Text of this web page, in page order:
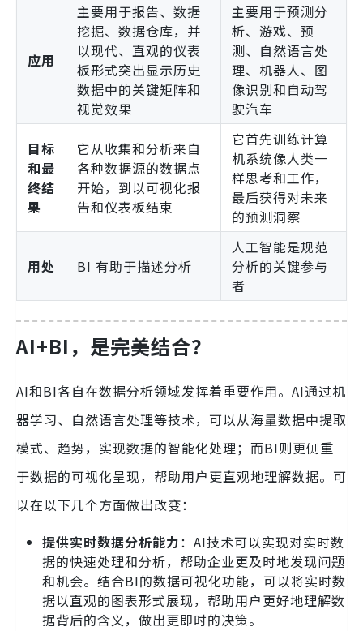
应用
主要用于报告、数据
挖掘、数据仓库，并
以现代、直观的仪表
板形式突出显示历史
数据中的关键矩阵和
视觉效果
主要用于预测分
析、游戏、预
测、自然语言处
理、机器人、图
像识别和自动驾
驶汽车
目标
和最
终结
果
它从收集和分析来自
各种数据源的数据点
开始，到以可视化报
告和仪表板结束
它首先训练计算
机系统像人类一
样思考和工作，
最后获得对未来
的预测洞察
用处 BI 有助于描述分析
人工智能是规范
分析的关键参与
者
AI+BI，是完美结合？
AI和BI各自在数据分析领域发挥着重要作用。AI通过机
器学习、自然语言处理等技术，可以从海量数据中提取
模式、趋势，实现数据的智能化处理；而BI则更侧重
于数据的可视化呈现，帮助用户更直观地理解数据。可
以在以下几个方面做出改变：
提供实时数据分析能力：AI技术可以实现对实时数
据的快速处理和分析，帮助企业更及时地发现问题
和机会。结合BI的数据可视化功能，可以将实时数
据以直观的图表形式展现，帮助用户更好地理解数
据背后的含义，做出更即时的决策。